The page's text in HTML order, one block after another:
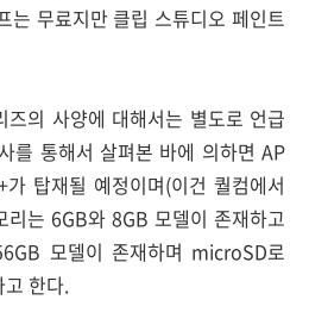
는 무료지만 클립 스튜디오 페인트
의 사양에 대해서는 별도로 언급
를 통해서 살펴본 바에 의하면 AP
탑재될 예정이며(이건 퀄컴에서
는 6GB와 8GB 모델이 존재하고
모델이 존재하며 microSD로
한다.